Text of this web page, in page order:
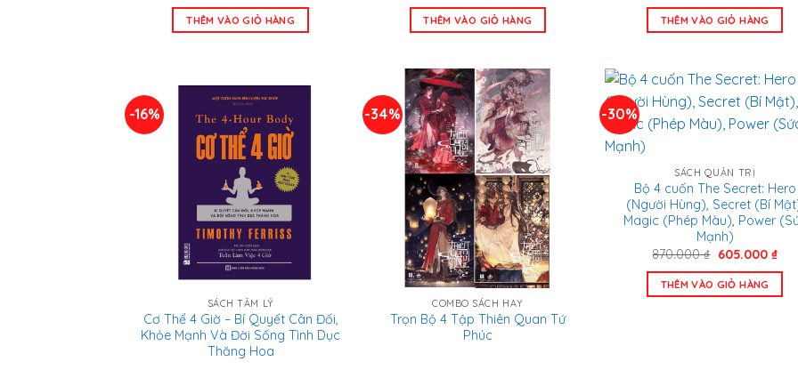
là:
799.000 ₫.là:
THÊM VÀO GIỎ HÀNG là:
159.000 ₫.là:
THÊM VÀO GIỎ HÀNG là:
636.000 ₫.là:
THÊM VÀO GIỎ HÀNG
-16%
SÁCH TÂM LÝ
Cơ Thể 4 Giờ – Bí Quyết Cân Đối,
Khỏe Mạnh Và Đời Sống Tình Dục
Thăng Hoa
-34%
COMBO SÁCH HAY
Trọn Bộ 4 Tập Thiên Quan Tứ
Phúc
-30%
SÁCH QUẢN TRỊ
Bộ 4 cuốn The Secret: Hero
(Người Hùng), Secret (Bí
Magic (Phép Màu), Power
Mạnh)
870.000₫ Giá
là:
870.000 ₫.
605.000 ₫Giá
THÊM VÀO GIỎ HÀNG